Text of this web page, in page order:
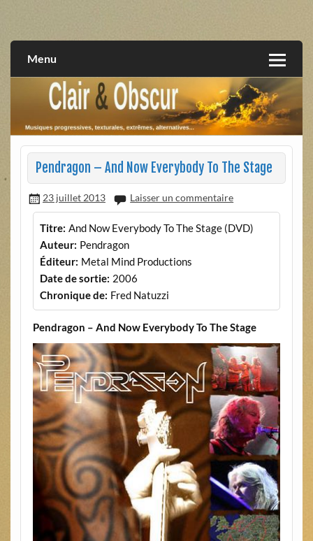
extrêmes, alternatives, texturales
Menu
Pendragon – And Now Everybody To The Stage
23 juillet 2013 Laisser un commentaire
Titre: And Now Everybody To The Stage (DVD)
Auteur: Pendragon
Éditeur: Metal Mind Productions
Date de sortie: 2006
Chronique de: Fred Natuzzi
Pendragon – And Now Everybody To The Stage